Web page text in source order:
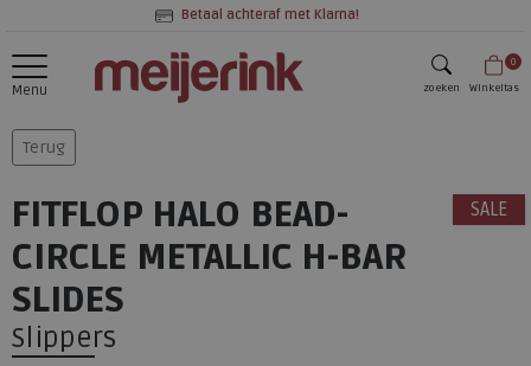
Betaal achteraf met Klarna!
Menu zoeken
0
Winkeltas
Terug
SALE
FITFLOP HALO BEAD-
CIRCLE METALLIC H-BAR
SLIDES
Slippers